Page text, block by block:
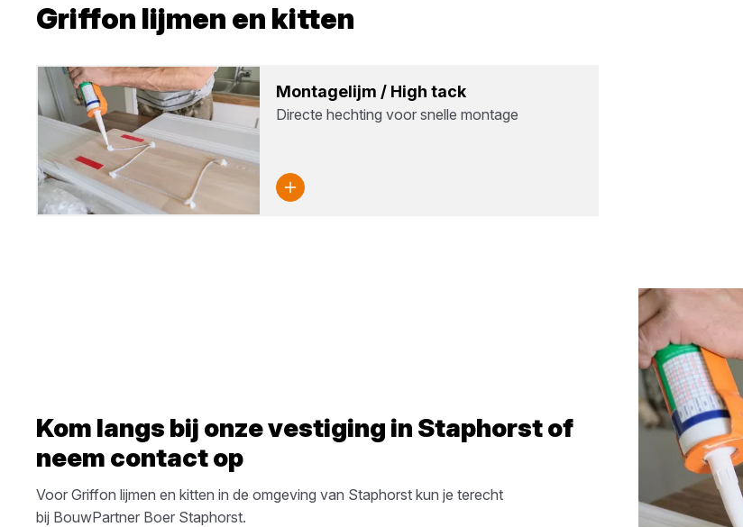
Griffon lijmen en kitten
Mon­ta­ge­lijm / High tack
Directe hechting voor snelle montage
Kom langs bij onze vestiging in Staphorstof
neem contact op
Voor Griffon lijmen en kitten in de omgeving van Staphorst kun je terecht
bij BouwPartner Boer Staphorst.